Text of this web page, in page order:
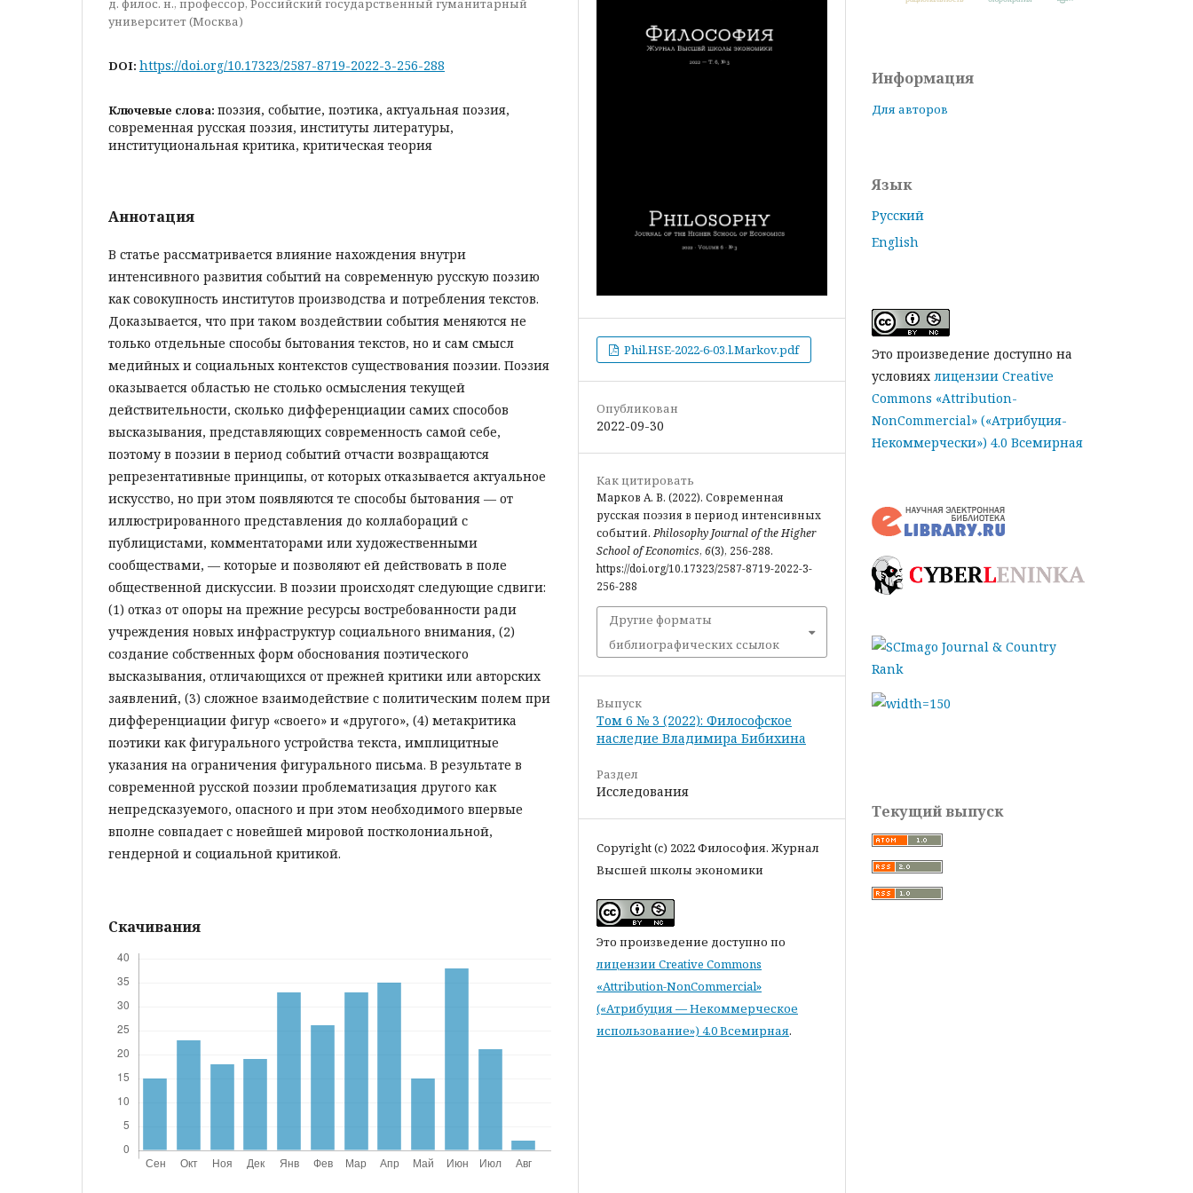
д. филос. н., профессор, Российский государственный гуманитарный
университет (Москва)
DOI: https://doi.org/10.17323/2587-8719-2022-3-256-288
Ключевые слова: поэзия, событие, поэтика, актуальная поэзия,
современная русская поэзия, институты литературы,
институциональная критика, критическая теория
Аннотация
В статье рассматривается влияние нахождения внутри
интенсивного развития событий на современную русскую поэзию
как совокупность институтов производства и потребления текстов.
Доказывается, что при таком воздействии события меняются не
только отдельные способы бытования текстов, но и сам смысл
медийных и социальных контекстов существования поэзии. Поэзия
оказывается областью не столько осмысления текущей
действительности, сколько дифференциации самих способов
высказывания, представляющих современность самой себе,
поэтому в поэзии в период событий отчасти возвращаются
репрезентативные принципы, от которых отказывается актуальное
искусство, но при этом появляются те способы бытования — от
иллюстрированного представления до коллабораций с
публицистами, комментаторами или художественными
сообществами, — которые и позволяют ей действовать в поле
общественной дискуссии. В поэзии происходят следующие сдвиги:
(1) отказ от опоры на прежние ресурсы востребованности ради
учреждения новых инфраструктур социального внимания, (2)
создание собственных форм обоснования поэтического
высказывания, отличающихся от прежней критики или авторских
заявлений, (3) сложное взаимодействие с политическим полем при
дифференциации фигур «своего» и «другого», (4) метакритика
поэтики как фигурального устройства текста, имплицитные
указания на ограничения фигурального письма. В результате в
современной русской поэзии проблематизация другого как
непредсказуемого, опасного и при этом необходимого впервые
вполне совпадает с новейшей мировой постколониальной,
гендерной и социальной критикой.
Скачивания
Phil.HSE-2022-6-03.l.Markov.pdf
Опубликован
2022-09-30
Как цитировать
Марков А. В. (2022). Современная
русская поэзия в период интенсивных
событий.Philosophy Journal of the Higher
School of Economics, 6(3), 256-288.
https://doi.org/10.17323/2587-8719-2022-3-
256-288
Другие форматы
библиографических ссылок
Выпуск
Том 6 № 3 (2022): Философское
наследие Владимира Бибихина
Раздел
Исследования
Copyright (c) 2022 Философия. Журнал
Высшей школы экономики
Это произведение доступно по
лицензии Creative Commons
«Attribution-NonCommercial»
(«Атрибуция — Некоммерческое
использование») 4.0 Всемирная.
Информация
Для авторов
Язык
Русский
English
Это произведение доступно на
условиях лицензии Creative
Commons «Attribution-
NonCommercial» («Атрибуция-
Некоммерчески») 4.0 Всемирная
Текущий выпуск